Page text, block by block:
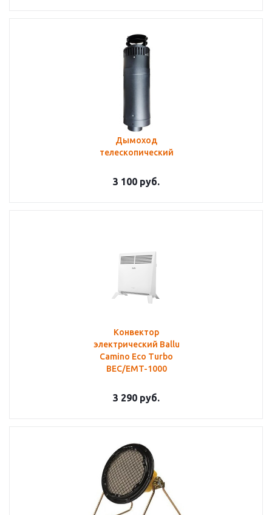
Дымоход
телескопический
3 100 руб.
Конвектор
электрический Ballu
Camino Eco Turbo
BEC/EMT-1000
3 290 руб.